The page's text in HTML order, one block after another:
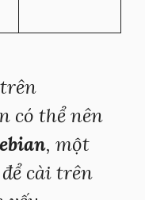
có thể nên
, một
cài trên